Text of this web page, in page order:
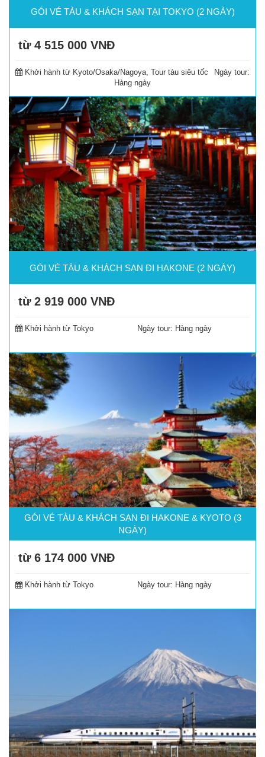
GÓI VÉ TÀU & KHÁCH SẠN TẠI TOKYO (2 NGÀY)
từ 4 515 000 VNĐ
Đặt tour
Khởi hành từ Kyoto/Osaka/Nagoya, Tour tàu siêu tốc
Ngày tour:
Hàng ngày
GÓI VÉ TÀU & KHÁCH SẠN ĐI HAKONE (2 NGÀY)
từ 2 919 000 VNĐ
Khởi hành từ Tokyo Ngày tour: Hàng ngày
GÓI VÉ TÀU & KHÁCH SẠN ĐI HAKONE & KYOTO (3
NGÀY)
từ 6 174 000 VNĐ
Khởi hành từ Tokyo Ngày tour: Hàng ngày